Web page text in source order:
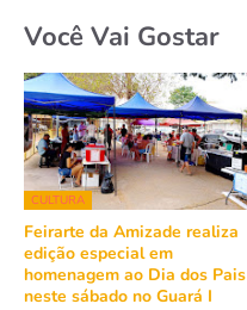
Você Vai Gostar
CULTURA
Feirarte da Amizade realiza
edição especial em
homenagem ao Dia dos Pais
neste sábado no Guará I